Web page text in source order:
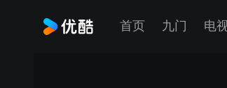
首页 九门 电